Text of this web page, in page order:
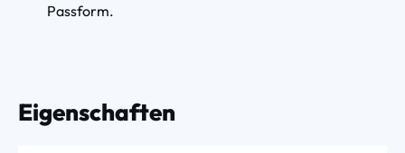
Passform.
Eigenschaften